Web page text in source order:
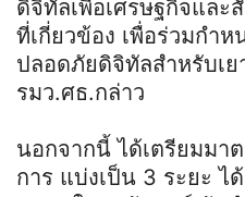
ดิจิทัลเพื่อเศรษฐกิจและ
ที่เกี่ยวข้อง เพื่อร่วมกำ
ปลอดภัยดิจิทัลสำหรับเย
รมว.ศธ.กล่าว
นอกจากนี้ ได้เตรียมมา
การ แบ่งเป็น 3 ระยะ ไ